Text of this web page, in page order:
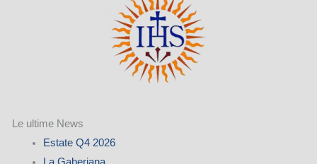
Le ultime News
Estate Q4 2026